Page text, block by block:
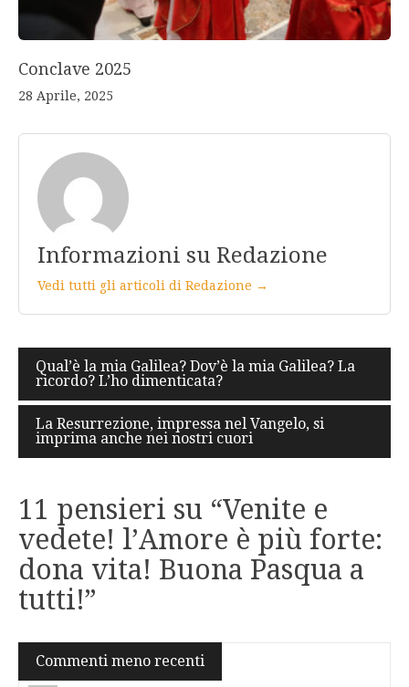
Conclave 2025
28 Aprile, 2025
Informazioni su Redazione
Vedi tutti gli articoli di Redazione →
Navigazione
articoli
Qual’è la mia Galilea? Dov’è la mia Galilea? La
ricordo? L’ho dimenticata?
La Resurrezione, impressa nel Vangelo, si
imprima anche nei nostri cuori
11 pensieri su “Venite e
vedete! l’Amore è più forte:
dona vita! Buona Pasqua a
tutti!”
Navigazione
Commenti meno recenti